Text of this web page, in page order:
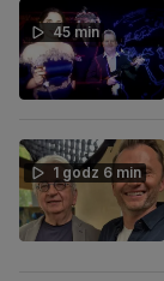
45 min
1 godz 6 min